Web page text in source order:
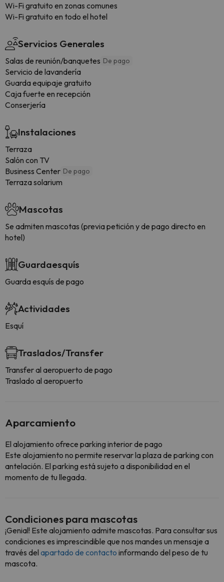
Wi-Fi gratuito en zonas comunes
Wi-Fi gratuito en todo el hotel
Servicios Generales
Salas de reunión/banquetes De pago
Servicio de lavandería
Guarda equipaje gratuito
Caja fuerte en recepción
Conserjería
Instalaciones
Terraza
Salón con TV
Business Center De pago
Terraza solarium
Mascotas
Se admiten mascotas (previa petición y de pago directo en
hotel)
Guardaesquís
Guarda esquís de pago
Actividades
Esquí
Traslados/Transfer
Transfer al aeropuerto de pago
Traslado al aeropuerto
Aparcamiento
El alojamiento ofrece parking interior de pago
Este alojamiento no permite reservar la plaza de parking con
antelación. El parking está sujeto a disponibilidad en el
momento de tu llegada.
Condiciones para mascotas
¡Genial! Este alojamiento admite mascotas. Para consultar sus
condiciones es imprescindible que nos mandes un mensaje a
través del apartado de contacto informando del peso de tu
mascota.